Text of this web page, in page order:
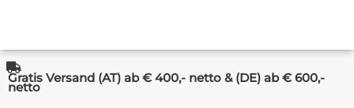
Gratis Versand (AT) ab € 400,- netto & (DE) ab € 600,-
netto